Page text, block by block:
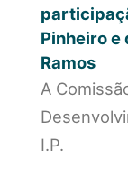
Pinheiro e
Ramos
A
I.P.